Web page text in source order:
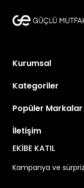
Kurumsal
Kategoriler
Popüler Markalar
İletişim
EKİBE KATIL
Kampanya ve